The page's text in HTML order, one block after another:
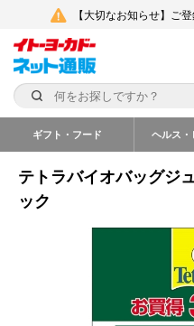
【大切なお知らせ】ご
ギフト・フード ヘルス・
テトラバイオバッグジ
ック